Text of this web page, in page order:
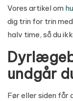
Vores artikel om
dig trin for trin
halv time, så du
undgår
Før eller siden får